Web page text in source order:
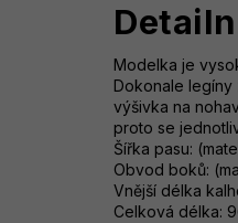
Modelka je
Dokonale legíny
výšivka na
proto se
Šířka pasu:
Obvod boků:
Vnější délka
Celková délka: